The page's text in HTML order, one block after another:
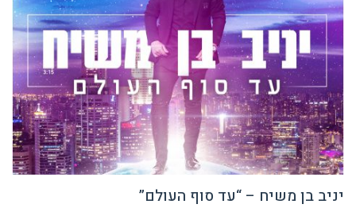
יניב בן משיח – “עד סוף העולם”